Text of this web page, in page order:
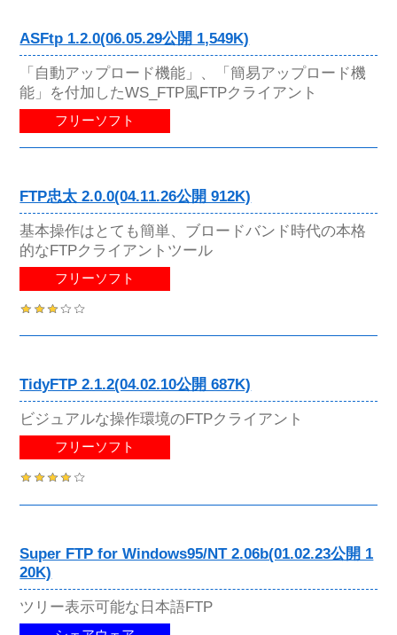
ASFtp 1.2.0(06.05.29公開 1,549K)
「自動アップロード機能」、「簡易アップロード機
能」を付加したWS_FTP風FTPクライアント
フリーソフト
FTP忠太 2.0.0(04.11.26公開 912K)
基本操作はとても簡単、ブロードバンド時代の本格
的なFTPクライアントツール
フリーソフト
TidyFTP 2.1.2(04.02.10公開 687K)
ビジュアルな操作環境のFTPクライアント
フリーソフト
Super FTP for Windows95/NT 2.06b(01.02.23公開 1
20K)
ツリー表示可能な日本語FTP